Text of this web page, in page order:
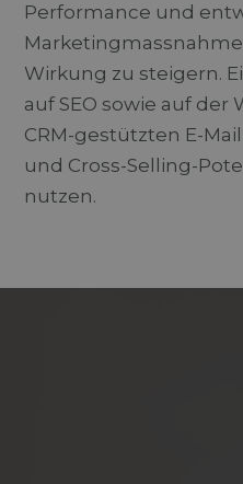
Performance und
Wirkung zu steigern.
auf SEO sowie auf
CRM-gestützten E-
und Cross-Selling-
nutzen.